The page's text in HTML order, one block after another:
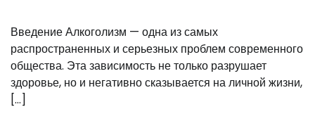
Введение Алкоголизм — одна из самых
распространенных и серьезных проблем современного
общества. Эта зависимость не только разрушает
здоровье, но и негативно сказывается на личной жизни,
[…]